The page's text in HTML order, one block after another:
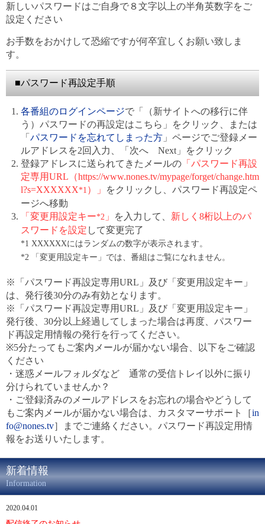
新しいパスワードはご自身で８文字以上の半角英数字をご
設定ください
お手数をおかけして恐縮ですが何卒宜しくお願い致しま
す。
■パスワード再設定手順
各番組のログインページで「（新サイトへの移行に伴
う）パスワードの再設定はこちら」をクリック、または
「 パスワードを忘れてしまった方 」ページでご登録メー
ルアドレスを2回入力、「次へ Next」をクリック
登録アドレスに送られてきたメールの 「パスワード再設
定専用URL（https://www.nones.tv/mypage/forget/change.htm
l?s=XXXXXX*1 ）」
をクリックし、パスワード再設定ペ
ージへ移動
「変更用設定キー*2 」 を入力して、 新しく8桁以上のパ
スワードを設定 して変更完了
*1 XXXXXXにはランダムの数字が表示されます。
*2 「変更用設定キー」では、番組はご覧になれません。
※「パスワード再設定専用URL」及び「変更用設定キー」
は、発行後30分のみ有効となります。
※「パスワード再設定専用URL」及び「変更用設定キー」
発行後、30分以上経過してしまった場合は再度、パスワー
ド再設定用情報の発行を行ってください。
※5分たってもご案内メールが届かない場合、以下をご確認
ください
・迷惑メールフォルダなど 通常の受信トレイ以外に振り
分けられていませんか？
・ご登録済みのメールアドレスをお忘れの場合やどうして
もご案内メールが届かない場合は、カスタマーサポート［in
fo@nones.tv］までご連絡ください。パスワード再設定用情
報をお送りいたします。
新着情報
Information
2020.04.01